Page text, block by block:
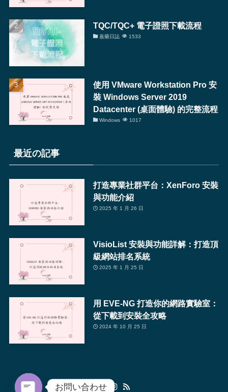
TQC/TQC+ 電子證照下載流程
嘉藥日誌 1533
使用 VMware Workstation Pro 安
裝 Windows Server 2019
Datacenter (桌面體驗) 的完整流程
Windows 1017
最近の記事
打造專業社群平台：XenForo 安裝
與功能介紹
2025 年 1 月 26 日
VisioList 安裝與功能詳解：打造頂
級網站排名系統
2025 年 1 月 25 日
用 EVE-NG 打造你的網路實驗室：
從下載到安裝全攻略
2024 年 10 月 25 日
お問い合わせ